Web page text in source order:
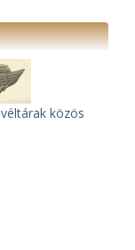
közös